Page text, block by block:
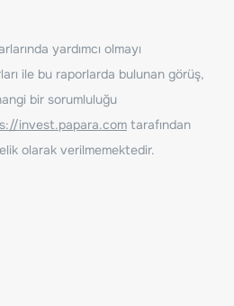
yardımcı olmayı
ile bu raporlarda bulunan görüş,
bir sorumluluğu
invest.papara.com tarafından
olarak verilmemektedir.